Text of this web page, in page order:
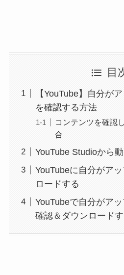
目
【YouTube】自分が
を確認する方法
コンテンツを確認
合
YouTube Studioから
YouTubeに自分がア
ロードする
YouTubeで自分がア
確認＆ダウンロード